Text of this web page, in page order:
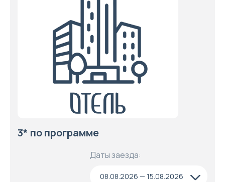
3* по программе
Даты заезда:
08.08.2026 — 15.08.2026